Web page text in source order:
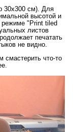
30х300 см). Для
высотой и
режиме "Print tiled
листов
печатать
не видно.
смастерить что-то